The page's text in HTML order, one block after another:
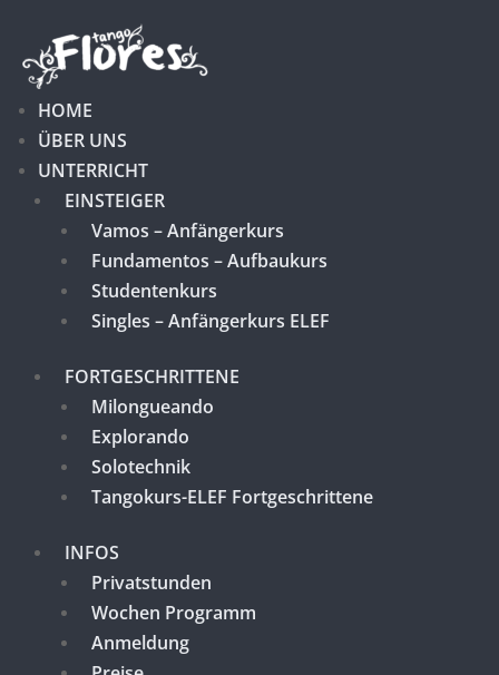
HOME
ÜBER UNS
UNTERRICHT
EINSTEIGER
Vamos – Anfängerkurs
Fundamentos – Aufbaukurs
Studentenkurs
Singles – Anfängerkurs ELEF
FORTGESCHRITTENE
Milongueando
Explorando
Solotechnik
Tangokurs-ELEF Fortgeschrittene
INFOS
Privatstunden
Wochen Programm
Anmeldung